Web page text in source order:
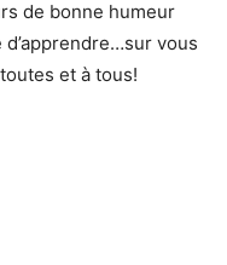
de bonne humeur
vous
et à tous!